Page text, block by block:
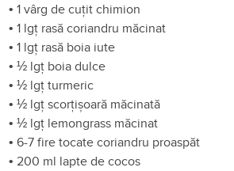
•1 vârg de cuțit chimion
•1 lgț rasă coriandru măcinat
•1 lgț rasă boia iute
•½ lgț boia dulce
•½ lgț turmeric
•½ lgț scorțișoară măcinată
•½ lgț lemongrass măcinat
•6-7 fire tocate coriandru proaspăt
• 200 ml lapte de cocos